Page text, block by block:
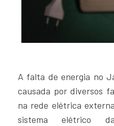
A falta de energia no
causada por diversos
na rede elétrica
sistema elétrico